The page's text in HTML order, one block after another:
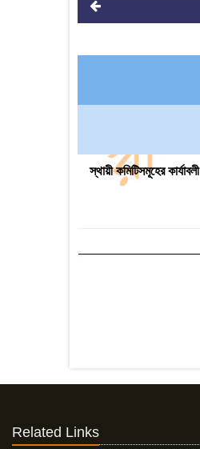
স্থায়ী কমিটিসমূহের কার্যাবলী
Related Links